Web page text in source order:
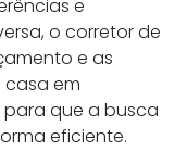
e
o corretor de
e as
em
que a busca
eficiente.